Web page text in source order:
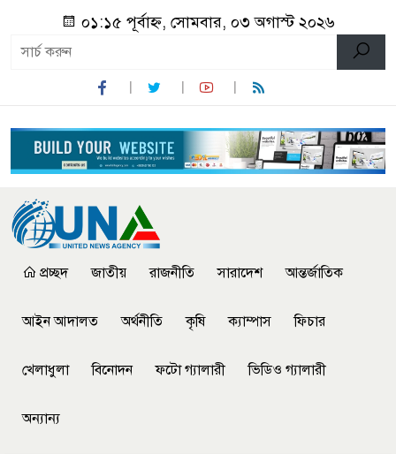
০১:১৫ পূর্বাহ্ন, সোমবার, ০৩ অগাস্ট ২০২৬
প্রচ্ছদ জাতীয় রাজনীতি সারাদেশ আন্তর্জাতিক
আইন আদালত অর্থনীতি কৃষি ক্যাম্পাস ফিচার
খেলাধুলা বিনোদন ফটো গ্যালারী ভিডিও গ্যালারী
অন্যান্য